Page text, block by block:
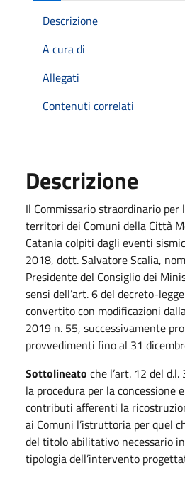
Descrizione
A cura di
Allegati
Contenuti correlati
Descrizione
Il Commissario straordinario
territori dei Comuni della Città
Catania colpiti dagli eventi
2018, dott. Salvatore Scalia,
Presidente del Consiglio dei
sensi dell’art. 6 del decreto-
convertito con modificazioni
2019 n. 55, successivamente
provvedimenti fino al 31
Sottolineato che l’art. 12 del
la procedura per la concessione
contributi afferenti la
ai Comuni l’istruttoria per quel
del titolo abilitativo necessario
tipologia dell’intervento